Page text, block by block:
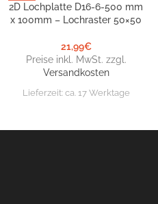
2D Lochplatte D16-6-500 mm
x 100mm – Lochraster 50×50
21,99€
Preise inkl. MwSt. zzgl.
Versandkosten
Lieferzeit: ca. 17 Werktage